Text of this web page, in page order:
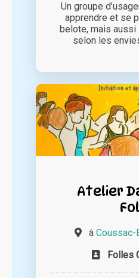
Un groupe
apprendre et se
belote, mais aussi
selon les
Atelier
à Coussac-
Folles